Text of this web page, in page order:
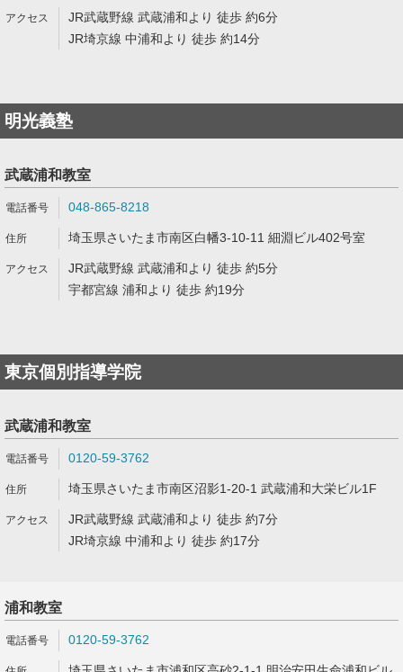
JR武蔵野線 武蔵浦和より 徒歩 約6分
JR埼京線 中浦和より 徒歩 約14分
明光義塾
武蔵浦和教室
048-865-8218
埼玉県さいたま市南区白幡3-10-11 細淵ビル402号室
JR武蔵野線 武蔵浦和より 徒歩 約5分
宇都宮線 浦和より 徒歩 約19分
東京個別指導学院
武蔵浦和教室
0120-59-3762
埼玉県さいたま市南区沼影1-20-1 武蔵浦和大栄ビル1F
JR武蔵野線 武蔵浦和より 徒歩 約7分
JR埼京線 中浦和より 徒歩 約17分
浦和教室
0120-59-3762